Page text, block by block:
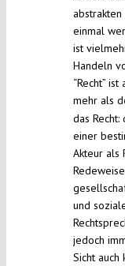
einmal
ist
Handeln
“Recht”
mehr als
das
einer
Akteur als
und
jedoch
Sicht